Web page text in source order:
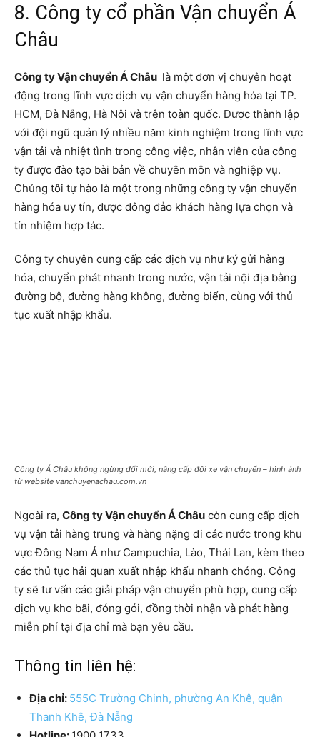
8. Công ty cổ phần Vận chuyển Á
Châu
Công ty Vận chuyển Á Châu là một đơn vị chuyên hoạt
động trong lĩnh vực dịch vụ vận chuyển hàng hóa tại TP.
HCM, Đà Nẵng, Hà Nội và trên toàn quốc. Được thành lập
với đội ngũ quản lý nhiều năm kinh nghiệm trong lĩnh vực
vận tải và nhiệt tình trong công việc, nhân viên của công
ty được đào tạo bài bản về chuyên môn và nghiệp vụ.
Chúng tôi tự hào là một trong những công ty vận chuyển
hàng hóa uy tín, được đông đảo khách hàng lựa chọn và
tín nhiệm hợp tác.
Công ty chuyên cung cấp các dịch vụ như ký gửi hàng
hóa, chuyển phát nhanh trong nước, vận tải nội địa bằng
đường bộ, đường hàng không, đường biển, cùng với thủ
tục xuất nhập khẩu.
Công ty Á Châu không ngừng đổi mới, nâng cấp đội xe vận chuyển – hình ảnh
từ website vanchuyenachau.com.vn
Ngoài ra, Công ty Vận chuyển Á Châu còn cung cấp dịch
vụ vận tải hàng trung và hàng nặng đi các nước trong khu
vực Đông Nam Á như Campuchia, Lào, Thái Lan, kèm theo
các thủ tục hải quan xuất nhập khẩu nhanh chóng. Công
ty sẽ tư vấn các giải pháp vận chuyển phù hợp, cung cấp
dịch vụ kho bãi, đóng gói, đồng thời nhận và phát hàng
miễn phí tại địa chỉ mà bạn yêu cầu.
Thông tin liên hệ:
Địa chỉ: 555C Trường Chinh, phường An Khê, quận
Thanh Khê, Đà Nẵng